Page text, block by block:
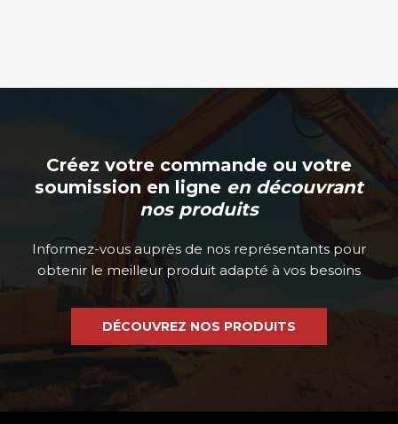
Créez votre commande ou votre
soumission en ligne en découvrant
nos produits
Informez-vous auprès de nos représentants pour
obtenir le meilleur produit adapté à vos besoins
DÉCOUVREZ NOS PRODUITS